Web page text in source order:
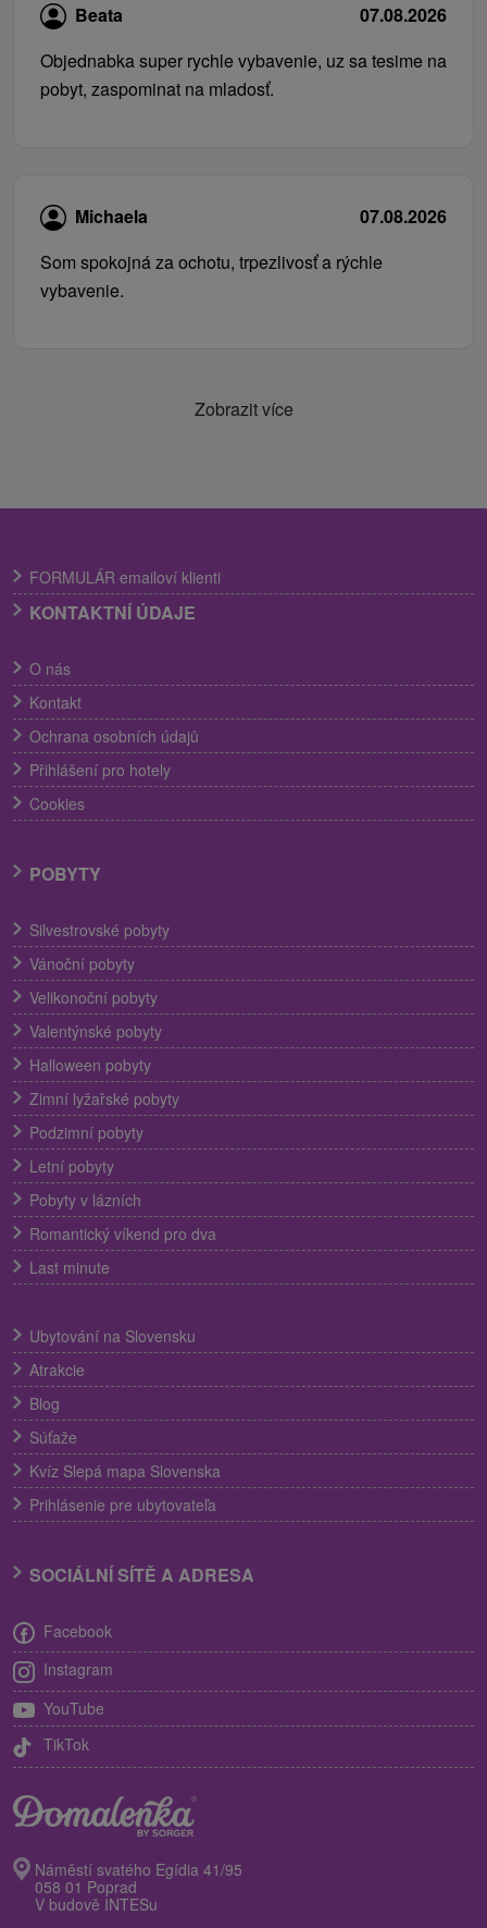
Beata
07.08.2026
Objednabka super rychle vybavenie, uz sa tesime na
pobyt, zaspominat na mladosť.
Michaela
07.08.2026
Som spokojná za ochotu, trpezlivosť a rýchle
vybavenie.
Zobrazit více
FORMULÁR emailoví klienti
KONTAKTNÍ ÚDAJE
O nás
Kontakt
Ochrana osobních údajů
Přihlášení pro hotely
Cookies
POBYTY
Silvestrovské pobyty
Vánoční pobyty
Velikonoční pobyty
Valentýnské pobyty
Halloween pobyty
Zimní lyžařské pobyty
Podzimní pobyty
Letní pobyty
Pobyty v lázních
Romantický víkend pro dva
Last minute
Ubytování na Slovensku
Atrakcie
Blog
Súťaže
Kvíz Slepá mapa Slovenska
Prihlásenie pre ubytovateľa
SOCIÁLNÍ SÍTĚ A ADRESA
Facebook
Instagram
YouTube
TikTok
Náměstí svatého Egídia 41/95
058 01 Poprad
V budově INTESu